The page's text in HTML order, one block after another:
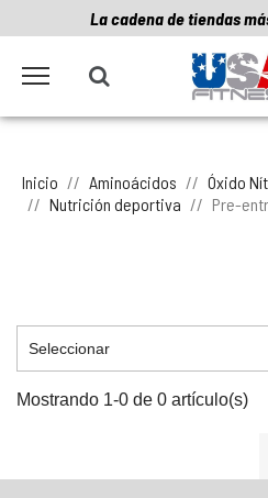
La cadena de tiendas
Inicio Aminoácidos Óxido
Nutrición deportiva
Pre-
Seleccionar
Mostrando 1-0 de 0 artículo(s)